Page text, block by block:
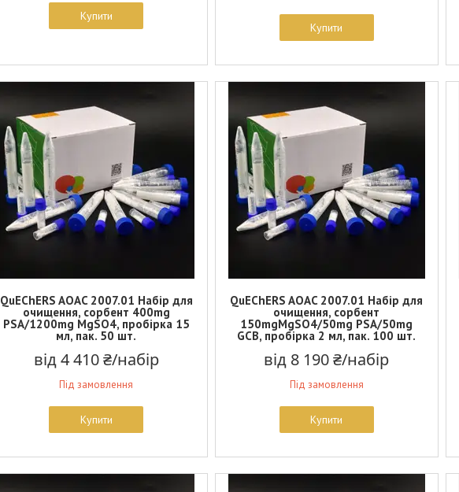
Купити
Купити
QuEChERS AOAC 2007.01 Набір для
очищення, сорбент 400mg
PSA/1200mg MgSO4, пробірка 15
мл, пак. 50 шт.
від 4 410 ₴/набір
Під замовлення
Купити
QuEChERS AOAC 2007.01 Набір для
очищення, сорбент
150mgMgSO4/50mg PSA/50mg
GCB, пробірка 2 мл, пак. 100 шт.
від 8 190 ₴/набір
Під замовлення
Купити